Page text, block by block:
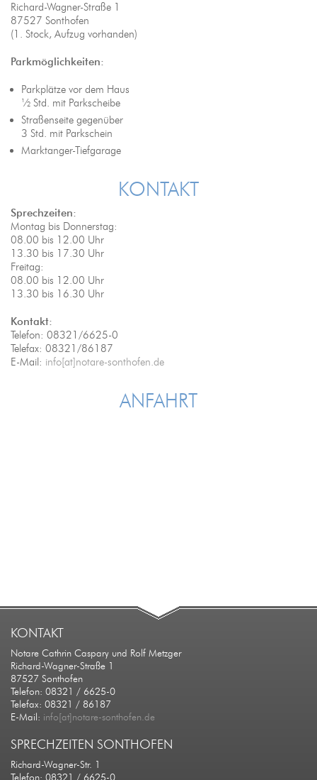
Richard-Wagner-Straße 1
87527 Sonthofen
(1. Stock, Aufzug vorhanden)
Parkmöglichkeiten:
Parkplätze vor dem Haus
½ Std. mit Parkscheibe
Straßenseite gegenüber
3 Std. mit Parkschein
Marktanger-Tiefgarage
KONTAKT
Sprechzeiten:
Montag bis Donnerstag:
08.00 bis 12.00 Uhr
13.30 bis 17.30 Uhr
Freitag:
08.00 bis 12.00 Uhr
13.30 bis 16.30 Uhr
Kontakt:
Telefon: 08321/6625-0
Telefax: 08321/86187
E-Mail: info[at]notare-sonthofen.de
ANFAHRT
KONTAKT
Notare Cathrin Caspary und Rolf Metzger
Richard-Wagner-Straße 1
87527 Sonthofen
Telefon: 08321 / 6625-0
Telefax: 08321 / 86187
E-Mail: info[at]notare-sonthofen.de
SPRECHZEITEN SONTHOFEN
Richard-Wagner-Str. 1